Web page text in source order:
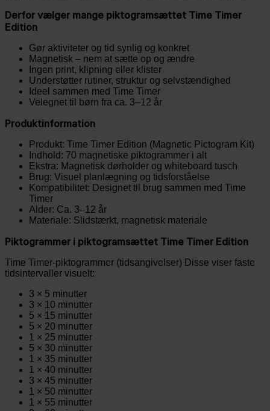
Derfor vælger mange piktogramsættet Time Timer
Edition
Gør aktiviteter og tid synlig og konkret
Magnetisk – nem at sætte op og ændre
Ingen print, klipning eller klister
Understøtter rutiner, struktur og selvstændighed
Ideel sammen med Time Timer
Velegnet til børn fra ca. 3–12 år
Produktinformation
Produkt: Time Timer Edition (Magnetic Pictogram Kit)
Indhold: 70 magnetiske piktogrammer i alt
Ekstra: Magnetisk dørholder og whiteboard tusch
Brug: Visuel planlægning og tidsforståelse
Kompatibilitet: Designet til brug sammen med Time
Timer
Alder: Ca. 3–12 år
Materiale: Slidstærkt, magnetisk materiale
Piktogrammer i piktogramsættet Time Timer Edition
Time Timer-piktogrammer (tidsangivelser) Disse viser faste
tidsintervaller visuelt:
3 × 5 minutter
3 × 10 minutter
5 × 15 minutter
5 × 20 minutter
1 × 25 minutter
5 × 30 minutter
1 × 35 minutter
1 × 40 minutter
3 × 45 minutter
1 × 50 minutter
1 × 55 minutter